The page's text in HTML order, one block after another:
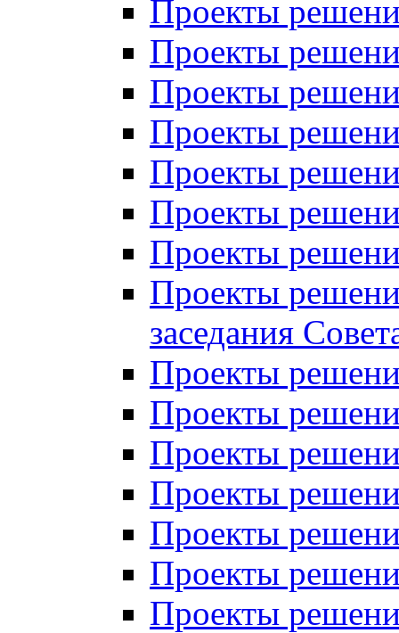
Проекты
Проекты
Проекты
Проекты
Проекты
Проекты
Проекты
Проекты
заседания
Проекты
Проекты
Проекты
Проекты
Проекты
Проекты
Проекты